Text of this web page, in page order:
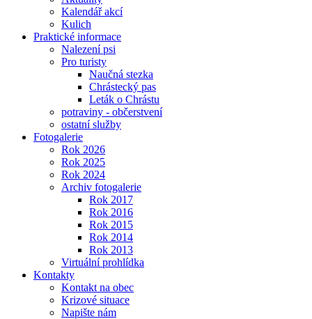
Kalendář akcí
Kulich
Praktické informace
Nalezení psi
Pro turisty
Naučná stezka
Chrástecký pas
Leták o Chrástu
potraviny - občerstvení
ostatní služby
Fotogalerie
Rok 2026
Rok 2025
Rok 2024
Archiv fotogalerie
Rok 2017
Rok 2016
Rok 2015
Rok 2014
Rok 2013
Virtuální prohlídka
Kontakty
Kontakt na obec
Krizové situace
Napište nám